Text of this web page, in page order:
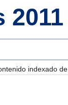
2011
indexado